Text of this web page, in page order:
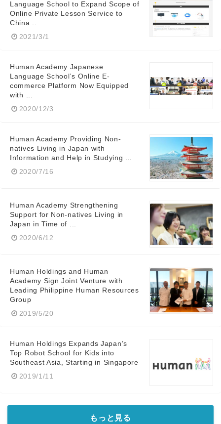
Language School to Expand Scope of
Online Private Lesson Service to
China ..
2021/3/1
Human Academy Japanese
Language School’s Online E-
commerce Platform Now Equipped
with ...
2020/12/3
Human Academy Providing Non-
natives Living in Japan with
Information and Help in Studying ...
2020/7/16
Human Academy Strengthening
Support for Non-natives Living in
Japan in Time of ...
2020/6/12
Human Holdings and Human
Academy Sign Joint Venture with
Leading Philippine Human Resources
Group
2019/5/20
Human Holdings Expands Japan’s
Top Robot School for Kids into
Southeast Asia, Starting in Singapore
2019/1/11
もっと見る